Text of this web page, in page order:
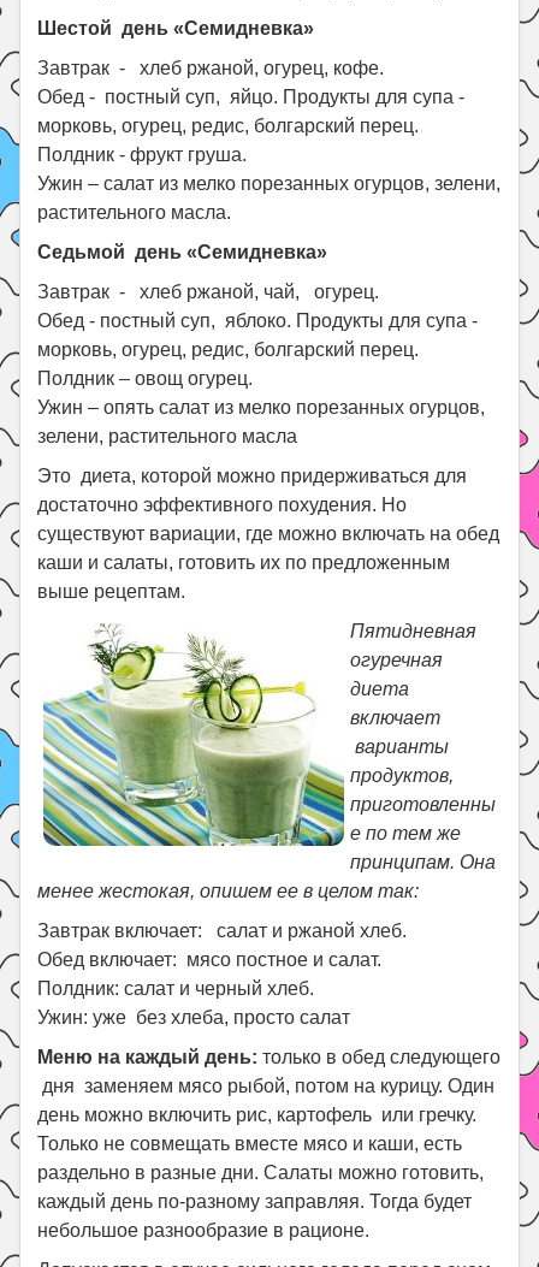
Шестой день «Семидневка»
Завтрак - хлеб ржаной, огурец, кофе.
Обед - постный суп, яйцо. П родукты для супа -
морковь, огурец, редис, болгарский перец.
Полдник - фрукт груша.
Ужин – салат из мелко порезанных огурцов, зелени,
растительного масла.
Седьмой день «Семидневка»
Завтрак - хлеб ржаной, чай, огурец.
Обед - постный суп, яблоко. П родукты для супа -
морковь, огурец, редис, болгарский перец.
Полдник – овощ огурец.
Ужин – опять салат из мелко порезанных огурцов,
зелени, растительного масла
Это диета, которой можно придерживаться для
достаточно эффективного похудения. Но
существуют вариации, где можно включать на обед
каши и салаты, готовить их по предложенным
выше рецептам.
Пятидневная
огуречная
диета
включает
варианты
продуктов,
приготовленны
е по тем же
принципам. Она
менее жестокая, опишем ее в целом так:
Завтрак включает: салат и ржаной хлеб.
Обед включает: мясо постное и салат.
Полдник: салат и черный хлеб.
Ужин: уже без хлеба, просто салат
Меню на каждый день:только в обед следующего
дня заменяем мясо рыбой, потом на курицу. Один
день можно включить рис, картофель или гречку.
Только не совмещать вместе мясо и каши, есть
раздельно в разные дни. Салаты можно готовить,
каждый день по-разному заправляя. Тогда будет
небольшое разнообразие в рационе.